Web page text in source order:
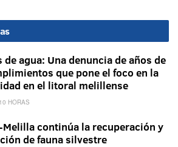
de agua: Una denuncia de años de
que pone el foco en la
en el litoral melillense
HORAS
Melilla continúa la recuperación y
de fauna silvestre